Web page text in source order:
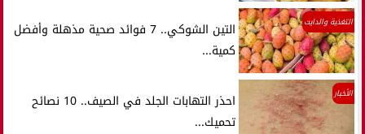
التغذية والدايت
التين الشوكي.. 7 فوائد صحية مذهلة وأفضل
كمية...
الأخبار
احذر التهابات الجلد في الصيف.. 10 نصائح
تحميك...